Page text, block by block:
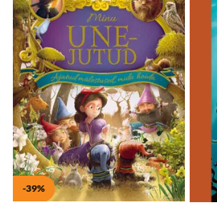
-39%
Добавить в корзину